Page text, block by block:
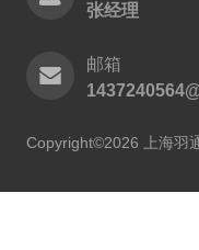
张经理
邮箱
Copyright©2026 上海羽